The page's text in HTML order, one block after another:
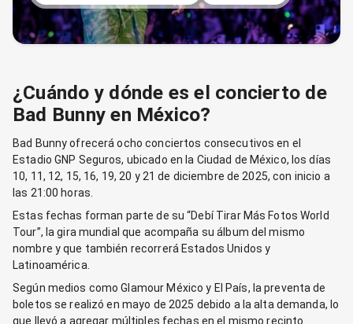
¿Cuándo y dónde es el concierto de
Bad Bunny en México?
Bad Bunny ofrecerá ocho conciertos consecutivos en el
Estadio GNP Seguros, ubicado en la Ciudad de México, los días
10, 11, 12, 15, 16, 19, 20 y 21 de diciembre de 2025, con inicio a
las 21:00 horas.
Estas fechas forman parte de su “Debí Tirar Más Fotos World
Tour”, la gira mundial que acompaña su álbum del mismo
nombre y que también recorrerá Estados Unidos y
Latinoamérica.
Según medios como Glamour México y El País, la preventa de
boletos se realizó en mayo de 2025 debido a la alta demanda, lo
que llevó a agregar múltiples fechas en el mismo recinto.